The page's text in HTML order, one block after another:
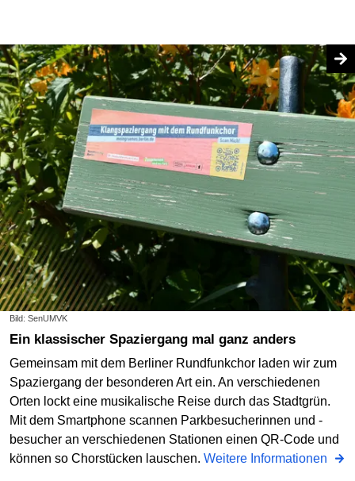
Bild: SenUMVK
Ein klassischer Spaziergang mal ganz anders
Gemeinsam mit dem Berliner Rundfunkchor laden wir zum
Spaziergang der besonderen Art ein. An verschiedenen
Orten lockt eine musikalische Reise durch das Stadtgrün.
Mit dem Smartphone scannen Parkbesucherinnen und -
besucher an verschiedenen Stationen einen QR-Code und
können so Chorstücken lauschen. Weitere Informationen